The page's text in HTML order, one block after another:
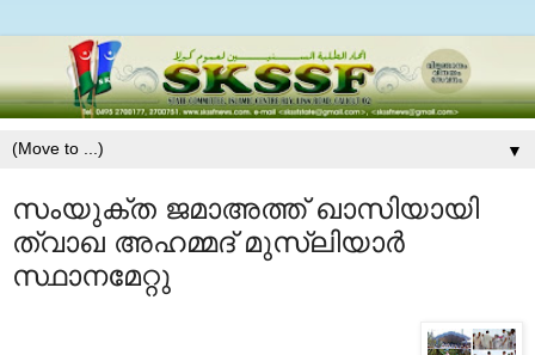
▼
സംയുക്ത ജമാഅത്ത് ഖാസിയായി
ത്വാഖ അഹമ്മദ് മുസ്ലിയാര്‍
സ്ഥാനമേറ്റു